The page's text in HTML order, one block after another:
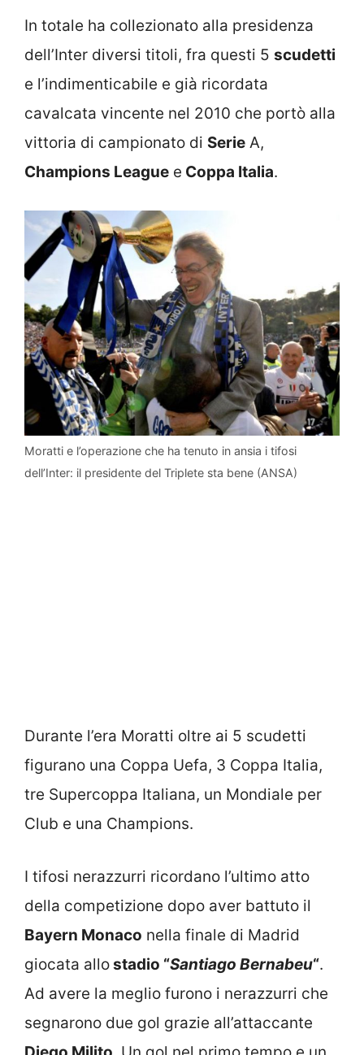
In totale ha collezionato alla presidenza
dell’Inter diversi titoli, fra questi 5 scudetti
e l’indimenticabile e già ricordata
cavalcata vincente nel 2010 che portò alla
vittoria di campionato di Serie A,
Champions League e Coppa Italia.
Moratti e l’operazione che ha tenuto in ansia i tifosi
dell’Inter: il presidente del Triplete sta bene (ANSA)
Durante l’era Moratti oltre ai 5 scudetti
figurano una Coppa Uefa, 3 Coppa Italia,
tre Supercoppa Italiana, un Mondiale per
Club e una Champions.
I tifosi nerazzurri ricordano l’ultimo atto
della competizione dopo aver battuto il
Bayern Monaco nella finale di Madrid
giocata allostadio “Santiago Bernabeu“.
Ad avere la meglio furono i nerazzurri che
segnarono due gol grazie all’attaccante